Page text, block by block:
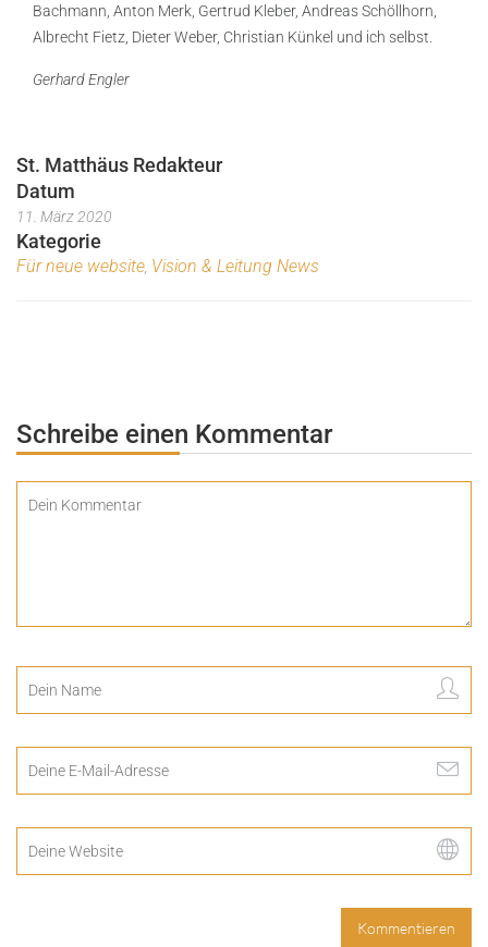
Bachmann, Anton Merk, Gertrud Kleber, Andreas Schöllhorn,
Albrecht Fietz, Dieter Weber, Christian Künkel und ich selbst.
Gerhard Engler
St. Matthäus Redakteur
Datum
11. März 2020
Kategorie
Für neue website Vision & Leitung News
Schreibe einen Kommentar